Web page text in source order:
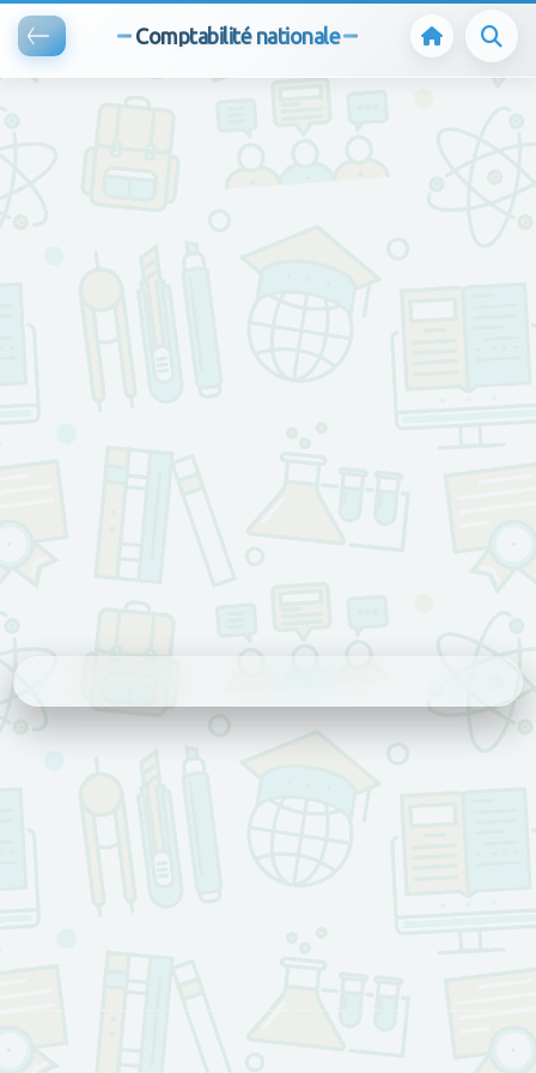
Comptabilité nationale